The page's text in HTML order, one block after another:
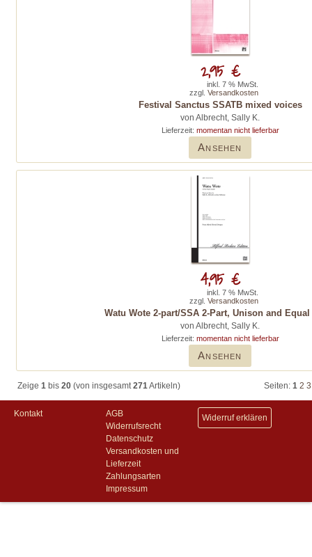
Festival Sanctus SSATB mixed voices
von Albrecht, Sally K.
Lieferzeit: momentan nicht lieferbar
Ansehen
2,95 €
inkl. 7 % MwSt.
zzgl. Versandkosten
Watu Wote 2-part/SSA 2-Part, Unison and Equal
von Albrecht, Sally K.
Lieferzeit: momentan nicht lieferbar
Ansehen
4,95 €
inkl. 7 % MwSt.
zzgl. Versandkosten
Zeige 1 bis 20 (von insgesamt271Artikeln) Seiten: 1 2 3
Kontakt
AGB
Widerrufsrecht
Datenschutz
Versandkosten und
Lieferzeit
Zahlungsarten
Impressum
Widerruf erklären